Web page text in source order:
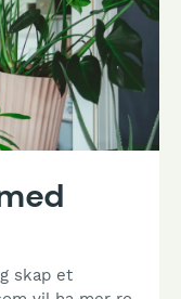
skap et
vil ha mer ro